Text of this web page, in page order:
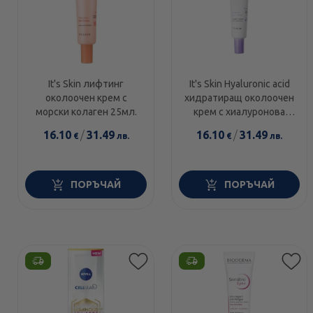
It's Skin лифтинг
околоочен крем с
морски колаген 25мл.
16.10€ /31.49лв.
ПОРЪЧАЙ
It's Skin Hyaluronic acid
хидратиращ околоочен
крем с хиалуронова
16.10 € /31.49 лв.
ПОРЪЧАЙ